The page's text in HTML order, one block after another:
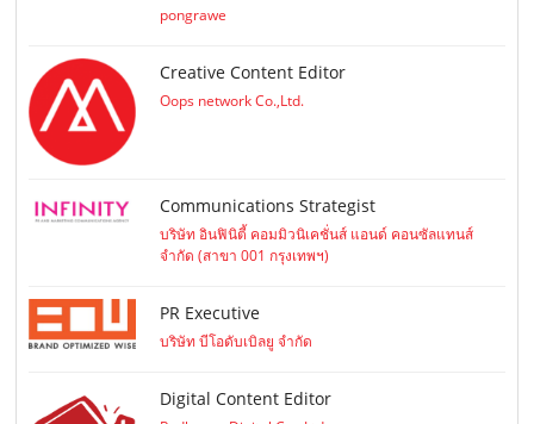
pongrawe
Creative Content Editor
Oops network Co.,Ltd.
Communications Strategist
บริษัท อินฟินิตี้ คอมมิวนิเคชั่นส์ แอนด์ คอนซัลแทนส์
จำกัด (สาขา 001 กรุงเทพฯ)
PR Executive
บริษัท บีโอดับเบิลยู จำกัด
Digital Content Editor